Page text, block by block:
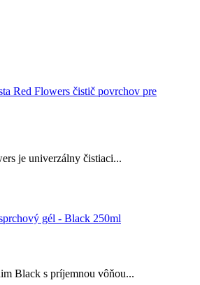
je univerzálny čistiaci...
Black s príjemnou vôňou...